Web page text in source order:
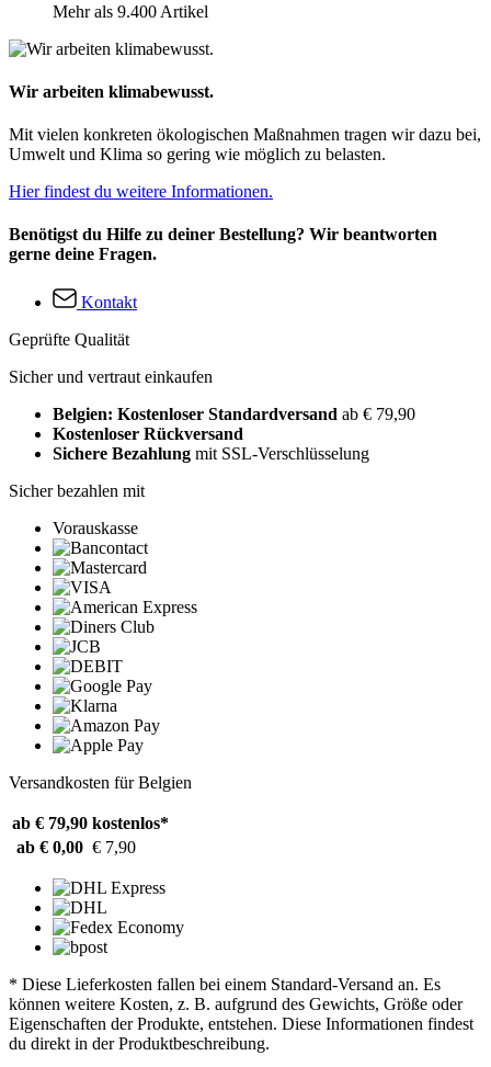
Mehr als 9.400 Artikel
Wir arbeiten klimabewusst.
Mit vielen konkreten ökologischen Maßnahmen tragen wir dazu bei,
Umwelt und Klima so gering wie möglich zu belasten.
Hier findest du weitere Informationen.
Benötigst du Hilfe zu deiner Bestellung? Wir beantworten
gerne deine Fragen.
Kontakt
Geprüfte Qualität
Sicher und vertraut einkaufen
Belgien: Kostenloser Standardversand ab € 79,90
Kostenloser Rückversand
Sichere Bezahlung mit SSL-Verschlüsselung
Sicher bezahlen mit
Vorauskasse
Versandkosten für Belgien
ab € 79,90 kostenlos*
ab € 0,00 € 7,90
* Diese Lieferkosten fallen bei einem Standard-Versand an. Es
können weitere Kosten, z. B. aufgrund des Gewichts, Größe oder
Eigenschaften der Produkte, entstehen. Diese Informationen findest
du direkt in der Produktbeschreibung.